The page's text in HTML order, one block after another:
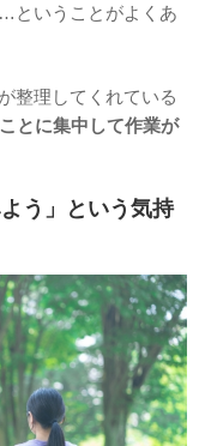
ということがよくあ
整理してくれている
とに集中して作業が
う」という気持